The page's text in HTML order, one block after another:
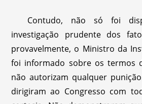
Contudo, não só foi
investigação prudente dos
provavelmente, o Ministro da
foi informado sobre os termos
não autorizam qualquer
dirigiram ao Congresso com